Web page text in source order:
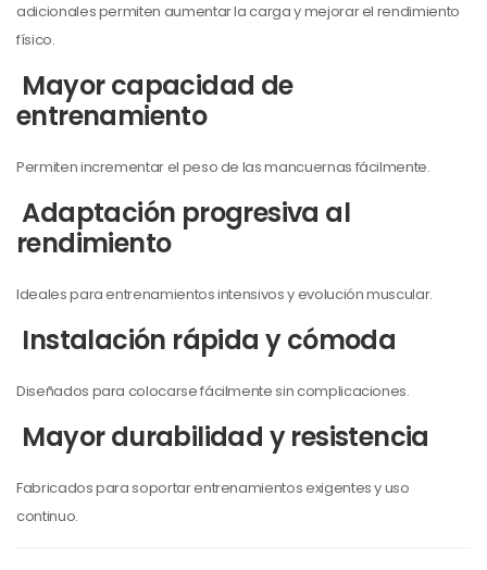
adicionales permiten aumentar la carga y mejorar el rendimiento
físico.
Mayor capacidad de
entrenamiento
Permiten incrementar el peso de las mancuernas fácilmente.
Adaptación progresiva al
rendimiento
Ideales para entrenamientos intensivos y evolución muscular.
Instalación rápida y cómoda
Diseñados para colocarse fácilmente sin complicaciones.
Mayor durabilidad y resistencia
Fabricados para soportar entrenamientos exigentes y uso
continuo.